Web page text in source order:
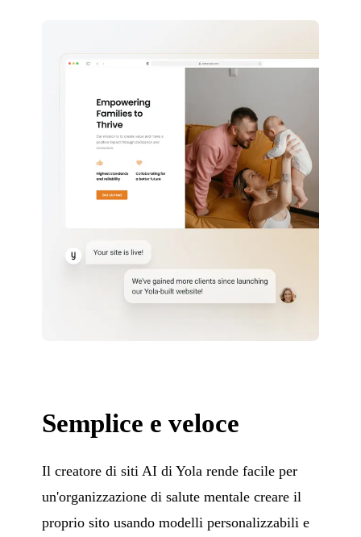
Semplice e veloce
Il creatore di siti AI di Yola rende facile per
un'organizzazione di salute mentale creare il
proprio sito usando modelli personalizzabili e